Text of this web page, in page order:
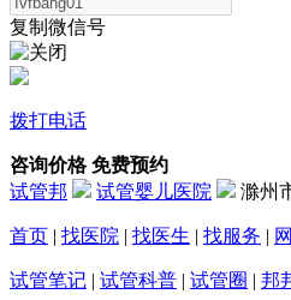
复制微信号
拨打电话
咨询价格 免费预约
试管邦
试管婴儿医院 滁州
首页 | 找医院 | 找医生 | 找服务 |
试管笔记 | 试管科普 | 试管圈 | 邦